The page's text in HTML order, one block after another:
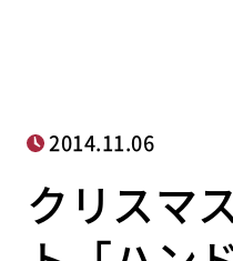
2014.11.06
クリスマ